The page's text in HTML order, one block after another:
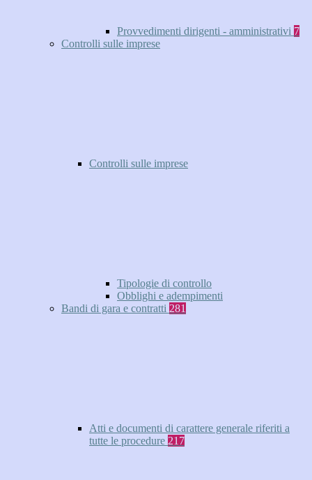
Provvedimenti dirigenti - amministrativi 7
Controlli sulle imprese
Controlli sulle imprese
Tipologie di controllo
Obblighi e adempimenti
Bandi di gara e contratti 281
Atti e documenti di carattere generale riferiti a
tutte le procedure 217